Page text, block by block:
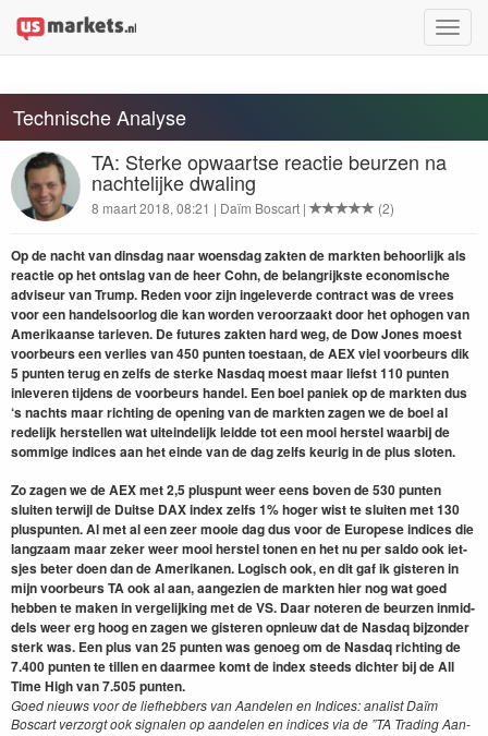
Toggle
Technische Analyse
TA: Sterke opwaartse reactie beurzen na
nachtelijke dwaling
8 maart 2018, 08:21 | Daïm Boscart | (2)
Op de nacht van dins­dag naar woens­dag zak­ten de mark­ten behoor­lijk als
reac­tie op het ontslag van de heer Cohn, de belan­grijk­ste economis­che
adviseur van Trump. Reden voor zijn ingeleverde con­tract was de vrees
voor een han­del­soor­log die kan wor­den veroorza­akt door het ophogen van
Amerikaanse tarieven. De futures zak­ten hard weg, de Dow Jones moest
voor­beurs een ver­lies van450pun­ten toes­taan, deAEXviel voor­beurs dik
5pun­ten terug en zelfs de sterke Nas­daq moest maar lief­st110pun­ten
inlev­eren tij­dens de voor­beurs han­del. Een boel paniek op de mark­ten dus
‘s nachts maar richt­ing de open­ing van de mark­ten zagen we de boel al
redelijk her­stellen wat uitein­delijk lei­d­de tot een mooi her­s­tel waar­bij de
som­mige indices aan het einde van de dag zelfs keurig in de plus sloten.
Zo zagen we deAEXmet2,5plus­punt weer eens boven de530pun­ten
sluiten ter­wi­jl de Duitse DAXindex zelfs1% hoger wist te sluiten met130
plus­pun­ten. Al met al een zeer mooie dag dus voor de Europese indices die
langza­am maar zek­er weer mooi her­s­tel tonen en het nu per sal­do ook iet­
sjes beter doen dan de Amerika­nen. Logisch ook, en dit gaf ik gis­teren in
mijn voor­beursTAook al aan, aangezien de mark­ten hier nog wat goed
hebben te mak­en in vergelijk­ing met deVS. Daar noteren de beurzen inmid­
dels weer erg hoog en zagen we gis­teren opnieuw dat de Nas­daq bij­zon­der
sterk was. Een plus van25pun­ten was genoeg om de Nas­daq richt­ing de
7.400pun­ten te tillen en daarmee komt de index steeds dichter bij de All
Time High van7.505pun­ten.
Goed nieuws voor de liefheb­bers van Aan­de­len en Indices: anal­ist Daïm
Boscart ver­zorgt ook sig­nalen op aan­de­len en indices via de ”TA Trad­ing Aan­